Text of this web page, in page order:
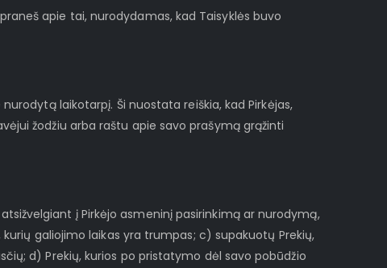
apie tai, nurodydamas, kad Taisyklės buvo
laikotarpį. Ši nuostata reiškia, kad Pirkėjas,
žodžiu arba raštu apie savo prašymą grąžinti
į Pirkėjo asmeninį pasirinkimą ar nurodymą,
galiojimo laikas yra trumpas; c) supakuotų Prekių,
d) Prekių, kurios po pristatymo dėl savo pobūdžio